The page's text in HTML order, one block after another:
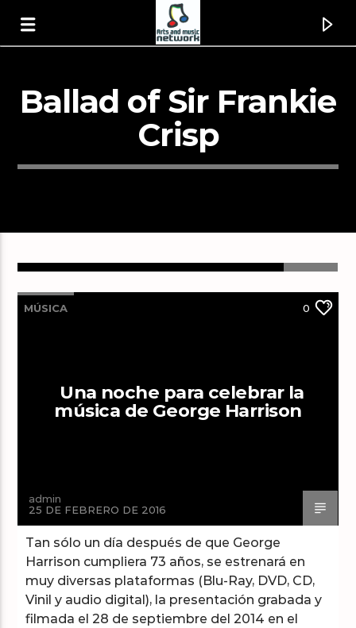
Canción actual
Ballad of Sir Frankie
Crisp
MÚSICA 0
Una noche para celebrar la
música de George Harrison
admin
25 DE FEBRERO DE 2016
Tan sólo un día después de que George
Harrison cumpliera 73 años, se estrenará en
muy diversas plataformas (Blu-Ray, DVD, CD,
Vinil y audio digital), la presentación grabada y
filmada el 28 de septiembre del 2014 en el